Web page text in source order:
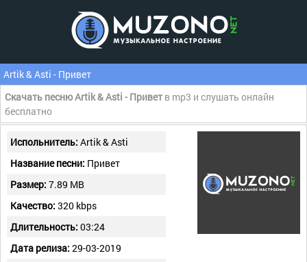
Artik & Asti - Привет
Скачать песню Artik & Asti - Приветв mp3 и слушать онлайн
бесплатно
Испольнитель: Artik & Asti
Название песни: Привет
Размер: 7.89 MB
Качество: 320 kbps
Длительность: 03:24
Дата релиза: 29-03-2019